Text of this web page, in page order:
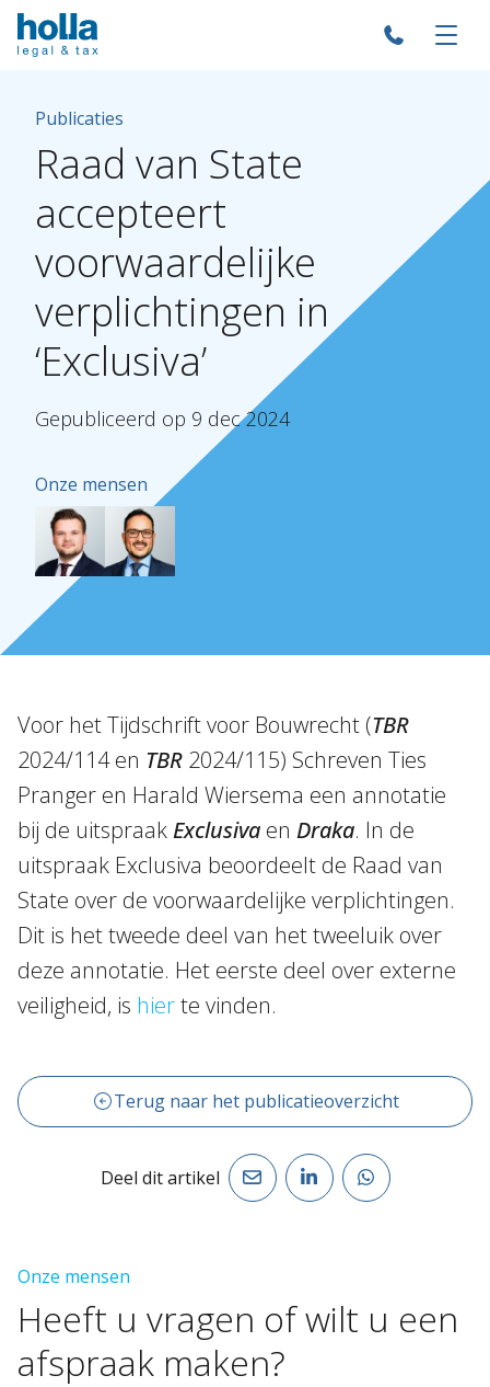
Over Holla
Onze mensen
Topics
Internationaal
Nieuws
NL EN DE FR
Publicaties
Raad van State
accepteert
voorwaardelijke
verplichtingen in
‘Exclusiva’
Gepubliceerd op 9 dec 2024
Onze mensen
Voor het Tijdschrift voor Bouwrecht (TBR
2024/114 en TBR 2024/115) Schreven Ties
Pranger en Harald Wiersema een annotatie
bij de uitspraakExclusiva en Draka. In de
uitspraak Exclusiva beoordeelt de Raad van
State over de voorwaardelijke verplichtingen.
Dit is het tweede deel van het tweeluik over
deze annotatie. Het eerste deel over externe
veiligheid, is hierte vinden.
Terug naar het publicatieoverzicht
Deel dit artikel
Onze mensen
Heeft u vragen ofwilt u een
afspraak maken?